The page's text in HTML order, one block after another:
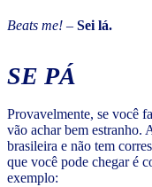
Beats me! – Sei lá.
SE PÁ
Provavelmente, se você
vão achar bem estranho.
brasileira e não tem
que você pode chegar é
exemplo: